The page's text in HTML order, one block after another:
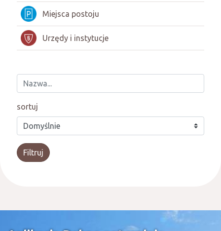
Miejsca postoju
Urzędy i instytucje
sortuj
Filtruj